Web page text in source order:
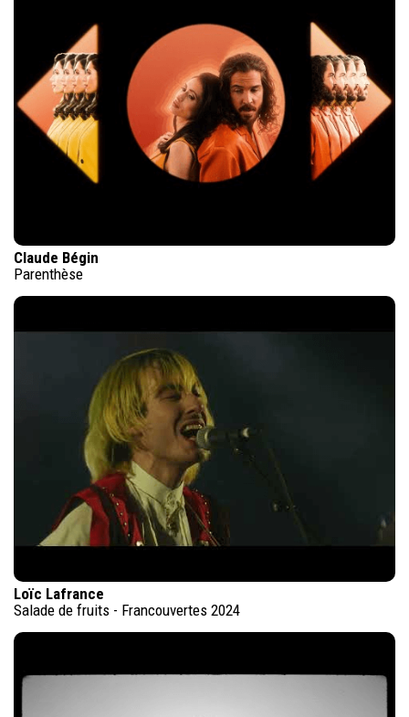
Claude Bégin
Parenthèse
Loïc Lafrance
Salade de fruits - Francouvertes 2024